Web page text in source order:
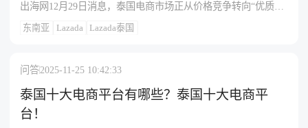
出海网12月29日消息，泰国电商市场正从价格竞争转向“优质购
物”新时代，消费者更加注重产品质量、品牌信誉和长期价值。
根据Lazada的观察，泰国消费者正从冲动消费转向有意识购买，
被定义为三个关键要素：产品必须是100%正品且来源可查，质
量需与描述相符并有真实用户评价佐证，同时提供可靠的售后
保障（如保修和便捷退货）。数据显示超过90%的消费者愿意为
正品支付更高价格，尤其在美容、时尚和电子产品领域。
LazMall在2025年12.12购物节中销售额同比增长51%，订单平均
东南亚 Lazada Lazada泰国
问答2025-11-25 10:42:33
泰国十大电商平台有哪些？泰国十大电商平
台！